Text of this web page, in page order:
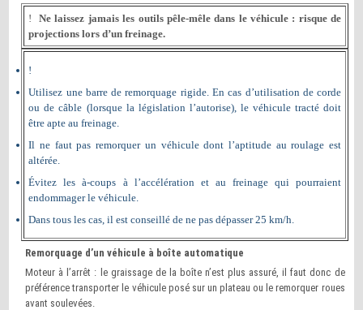
! Ne laissez jamais les outils pêle-mêle dans le véhicule : risque de
projections lors d’un freinage.
!
Utilisez une barre de remorquage rigide. En cas d’utilisation de corde
ou de câble (lorsque la législation l’autorise), le véhicule tracté doit
être apte au freinage.
Il ne faut pas remorquer un véhicule dont l’aptitude au roulage est
altérée.
Évitez les à-coups à l’accélération et au freinage qui pourraient
endommager le véhicule.
Dans tous les cas, il est conseillé de ne pas dépasser 25 km/h.
Remorquage d’un véhicule à boîte automatique
Moteur à l’arrêt : le graissage de la boîte n’est plus assuré, il faut donc de
préférence transporter le véhicule posé sur un plateau ou le remorquer roues
avant soulevées.